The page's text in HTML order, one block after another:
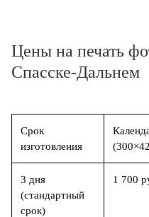
Цены на печать
Спасске-Дальнем
Срок
изготовления
3 дня
(стандартный
срок)
1 700